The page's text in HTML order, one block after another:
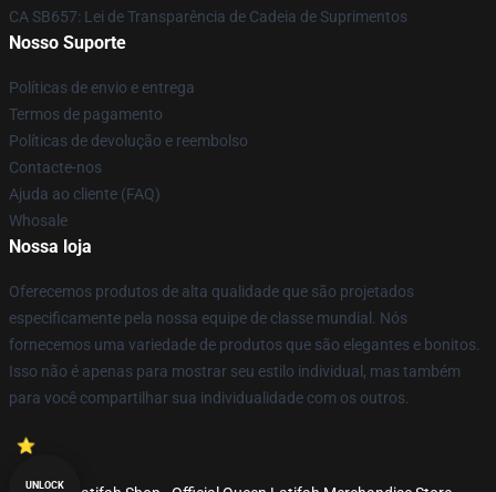
CA SB657: Lei de Transparência de Cadeia de Suprimentos
Nosso Suporte
Políticas de envio e entrega
Termos de pagamento
Políticas de devolução e reembolso
Contacte-nos
Ajuda ao cliente (FAQ)
Whosale
Nossa loja
Oferecemos produtos de alta qualidade que são projetados
especificamente pela nossa equipe de classe mundial. Nós
fornecemos uma variedade de produtos que são elegantes e bonitos.
Isso não é apenas para mostrar seu estilo individual, mas também
para você compartilhar sua individualidade com os outros.
UNLOCK